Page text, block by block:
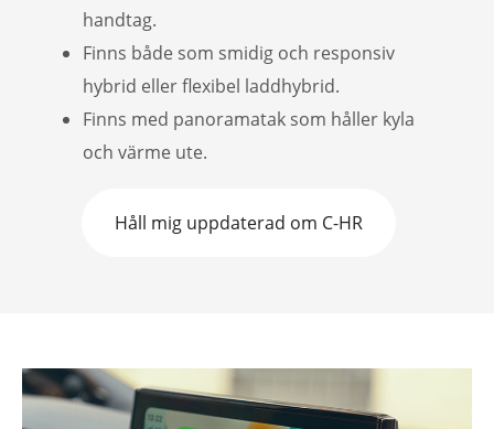
handtag.
Finns både som smidig och responsiv
hybrid eller flexibel laddhybrid.
Finns med panoramatak som håller kyla
och värme ute.
Håll mig uppdaterad om C-HR